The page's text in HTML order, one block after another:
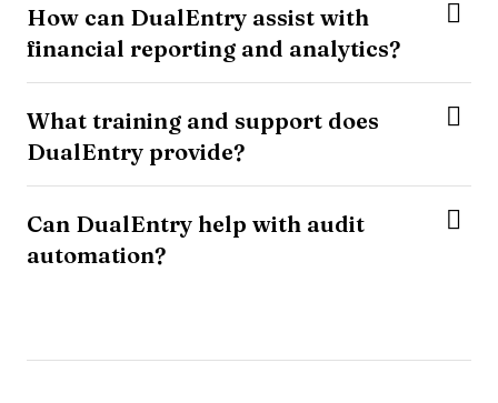
How can DualEntry assist with
financial reporting and analytics?
What training and support does
DualEntry provide?
Can DualEntry help with audit
automation?